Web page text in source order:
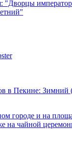
в Пекине: Зимний
городе и на
на чайной